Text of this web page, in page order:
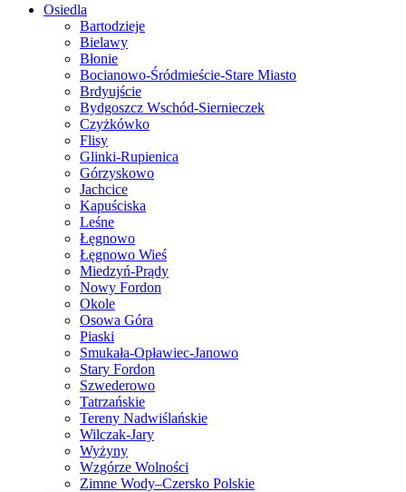
Osiedla
Bartodzieje
Bielawy
Błonie
Bocianowo-Śródmieście-Stare Miasto
Brdyujście
Bydgoszcz Wschód-Siernieczek
Czyżkówko
Flisy
Glinki-Rupienica
Górzyskowo
Jachcice
Kapuściska
Leśne
Łęgnowo
Łęgnowo Wieś
Miedzyń-Prądy
Nowy Fordon
Okole
Osowa Góra
Piaski
Smukała-Opławiec-Janowo
Stary Fordon
Szwederowo
Tatrzańskie
Tereny Nadwiślańskie
Wilczak-Jary
Wyżyny
Wzgórze Wolności
Zimne Wody–Czersko Polskie